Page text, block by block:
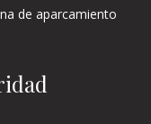
de aparcamiento